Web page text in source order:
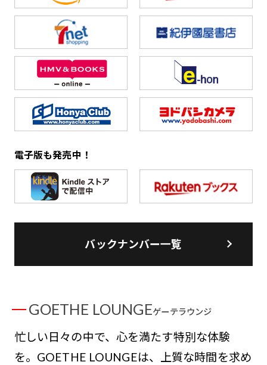
電子版も発売中！
バックナンバー一覧
GOETHE LOUNGEゲーテラウンジ
忙しい日々の中で、心を満たす特別な体験
を。GOETHE LOUNGEは、上質な時間を求め